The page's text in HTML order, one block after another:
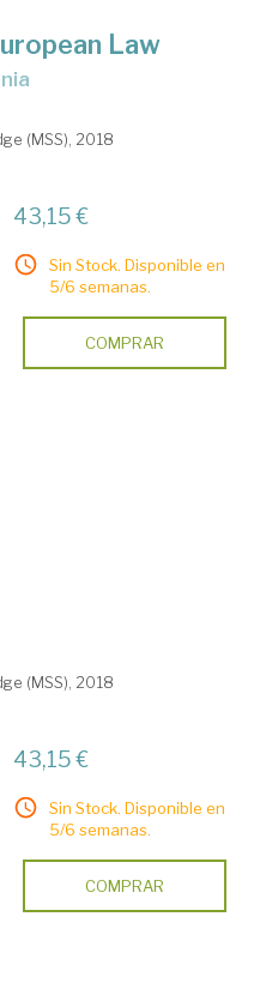
Law
(MSS), 2018
43,15 €
Sin Stock. Disponible en
5/6 semanas.
COMPRAR
(MSS), 2018
43,15 €
Sin Stock. Disponible en
5/6 semanas.
COMPRAR